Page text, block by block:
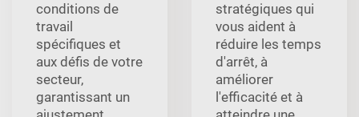
conditions de
travail
spécifiques et
aux défis de votre
secteur,
garantissant un
stratégiques qui
vous aident à
réduire les temps
d'arrêt, à
améliorer
l'efficacité et à